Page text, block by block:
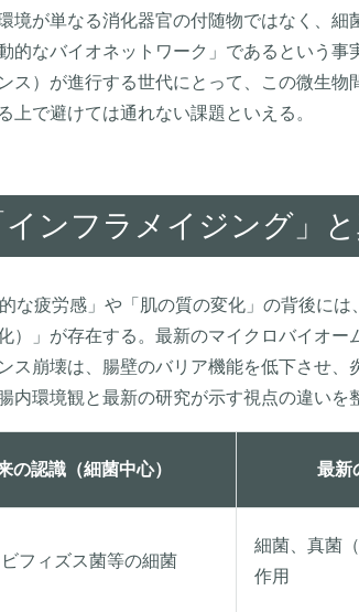
境が単なる消化器官の付随物ではなく、細
的なバイオネットワーク」であるという事
ス）が進行する世代にとって、この微生物
上で避けては通れない課題といえる。
ンフラメイジング」
な疲労感」や「肌の質の変化」の背後には
化）」が存在する。最新のマイクロバイオ
ス崩壊は、腸壁のバリア機能を低下させ、
内環境観と最新の研究が示す視点の違いを
の認識（細菌中心） 最新
フィズス菌等の細菌
細菌、真菌
作用